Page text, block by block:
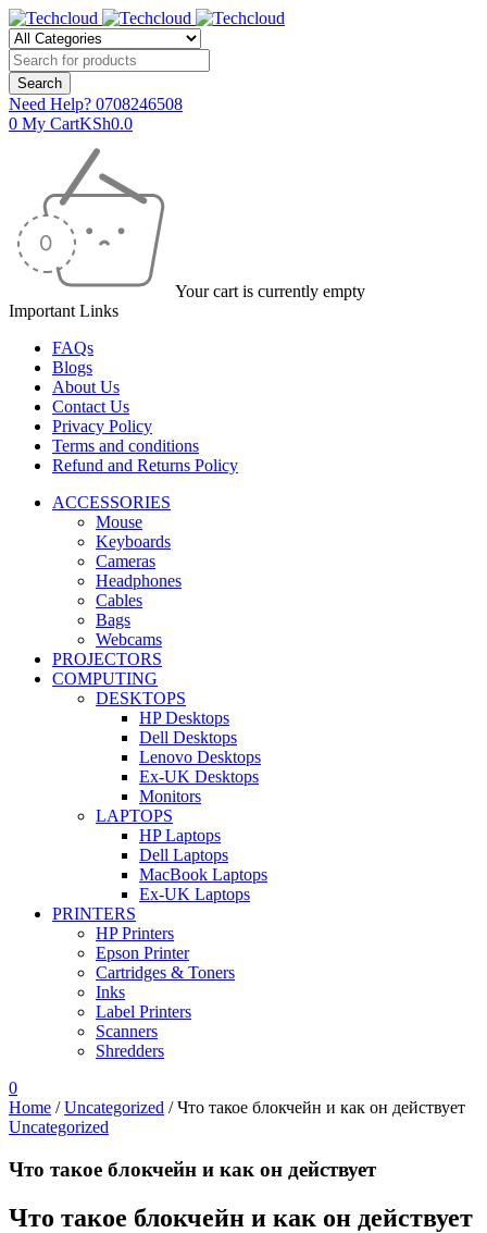
Need Help? 0708246508
0 My CartKSh0.0
Your cart is currently empty
Important Links
FAQs
Blogs
About Us
Contact Us
Privacy Policy
Terms and conditions
Refund and Returns Policy
ACCESSORIES
Mouse
Keyboards
Cameras
Headphones
Cables
Bags
Webcams
PROJECTORS
COMPUTING
DESKTOPS
HP Desktops
Dell Desktops
Lenovo Desktops
Ex-UK Desktops
Monitors
LAPTOPS
HP Laptops
Dell Laptops
MacBook Laptops
Ex-UK Laptops
PRINTERS
HP Printers
Epson Printer
Cartridges & Toners
Inks
Label Printers
Scanners
Shredders
0
Home / Uncategorized / Что такое блокчейн и как он действует
Uncategorized
Что такое блокчейн и как он действует
Что такое блокчейн и как он действует